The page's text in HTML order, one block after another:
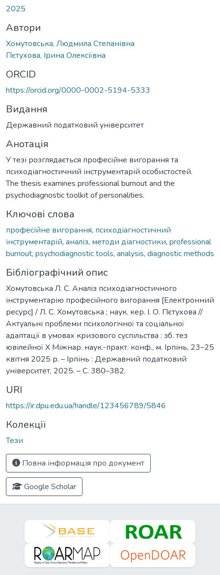
2025
Автори
Хомутовська, Людмила Степанівна
Пєтухова, Ірина Олексіївна
ORCID
https://orcid.org/0000-0002-5194-5333
Видання
Державний податковий університет
Анотація
У тезі розглядається професійне вигорання та
психодіагностичний інструментарій особистостей.
The thesis examines professional burnout and the
psychodiagnostic toolkit of personalities.
Ключові слова
професійне вигорання, психодіагностичний
інструментарій, аналіз, методи діагностики, professional
burnout, psychodiagnostic tools, analysis, diagnostic methods
Бібліографічний опис
Хомутовська Л. С. Аналіз психодіагностичного
інструментарію професійного вигорання [Електронний
ресурс] / Л. С. Хомутовська ; наук. кер. І. О. Пєтухова //
Актуальні проблеми психологічної та соціальної
адаптації в умовах кризового суспільства : зб. тез
ювілейної Х Міжнар. наук.-практ. конф., м. Ірпінь, 23–25
квітня 2025 р. – Ірпінь : Державний податковий
університет, 2025. – С. 380–382.
URI
https://ir.dpu.edu.ua/handle/123456789/5846
Колекції
Тези
Повна інформація про документ
Google Scholar